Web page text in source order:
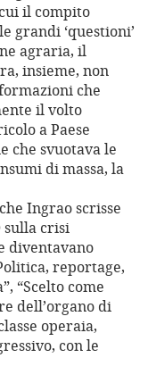
il compito
grandi ‘questioni’
agraria, il
insieme, non
che
il volto
a Paese
che svuotava le
di massa, la
Ingrao scrisse
sulla crisi
diventavano
reportage,
“Scelto come
dell’organo di
operaia,
con le